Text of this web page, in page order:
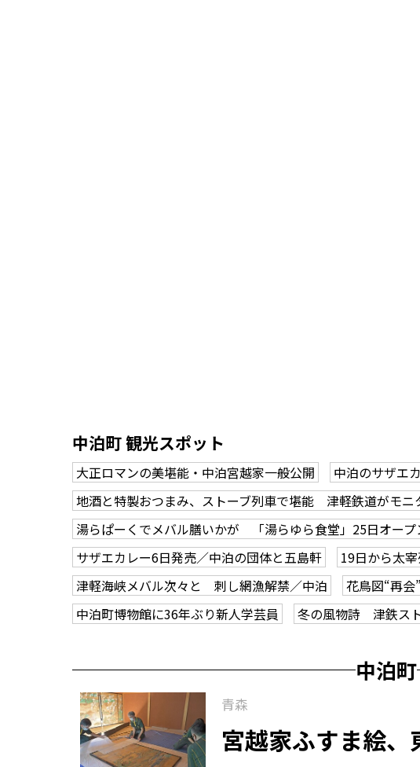
中泊町 観光スポット
大正ロマンの美堪能・中泊宮越家一般公開
中泊のサザエ
地酒と特製おつまみ、ストーブ列車で堪能 津軽鉄道がモニ
湯らぱーくでメバル膳いかが 「湯らゆら食堂」25日オープ
サザエカレー6日発売／中泊の団体と五島軒
19日から太
津軽海峡メバル次々と 刺し網漁解禁／中泊
花鳥図“再会
中泊町博物館に36年ぶり新人学芸員
冬の風物詩 津鉄ス
中泊町
青森
宮越家ふすま絵